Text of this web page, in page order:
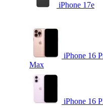
iPhone 17e
iPhone 16
Max
iPhone 16